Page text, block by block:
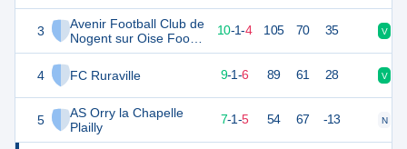
3
Avenir Football Club de
Nogent sur Oise Foot à
7 VETERAN
4
FC Ruraville
5
AS Orry la Chapelle
Plailly
30 16 10-1-4 105 70 35 V
9-1-6 89 61 28 V
19 7-1-5 54 67 -13 N